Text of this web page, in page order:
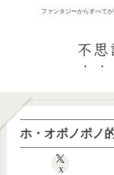
ファンタジーからすべて
不
ホ・オポノポノ
X